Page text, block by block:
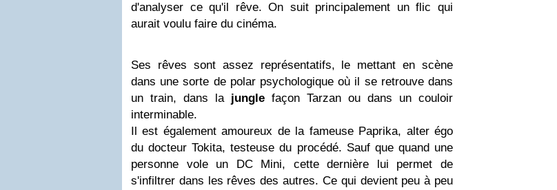
d'analyser ce qu'il rêve. On suit principalement un flic qui
aurait voulu faire du cinéma.
Ses rêves sont assez représentatifs, le mettant en scène
dans une sorte de polar psychologique où il se retrouve dans
un train, dans la jungle façon Tarzan ou dans un couloir
interminable.
Il est également amoureux de la fameuse Paprika, alter égo
du docteur Tokita, testeuse du procédé. Sauf que quand une
personne vole un DC Mini, cette dernière lui permet de
s'infiltrer dans les rêves des autres. Ce qui devient peu à peu